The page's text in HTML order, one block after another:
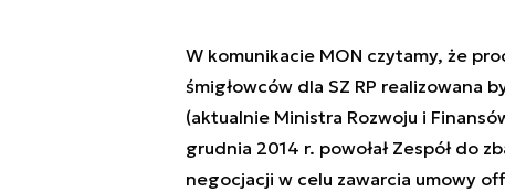
W komunikacie MON czytamy, że
śmigłowców dla SZ RP realizowana
(aktualnie Ministra Rozwoju i
grudnia 2014 r. powołał Zespół do
negocjacji w celu zawarcia umowy